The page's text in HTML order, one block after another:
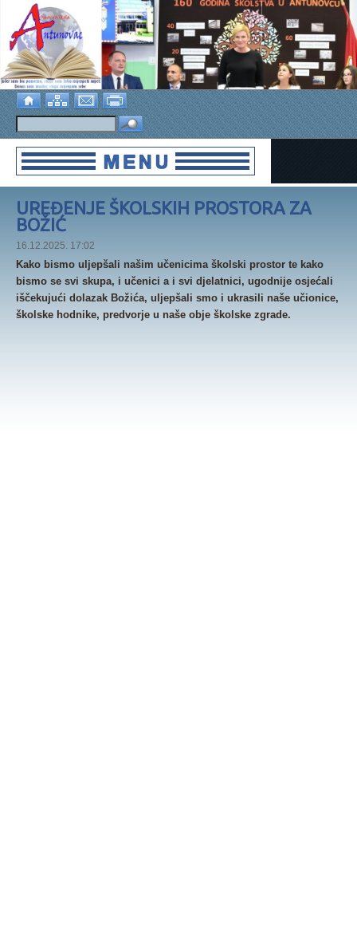
UREĐENJE ŠKOLSKIH PROSTORA ZA
BOŽIĆ
16.12.2025. 17:02
Kako bismo uljepšali našim učenicima školski prostor te kako
bismo se svi skupa, i učenici a i svi djelatnici, ugodnije osjećali
iščekujući dolazak Božića, uljepšali smo i ukrasili naše učionice,
školske hodnike, predvorje u naše obje školske zgrade.